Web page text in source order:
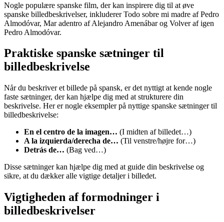
Nogle populære spanske film, der kan inspirere dig til at øve
spanske billedbeskrivelser, inkluderer Todo sobre mi madre af Pedro
Almodóvar, Mar adentro af Alejandro Amenábar og Volver af igen
Pedro Almodóvar.
Praktiske spanske sætninger til
billedbeskrivelse
Når du beskriver et billede på spansk, er det nyttigt at kende nogle
faste sætninger, der kan hjælpe dig med at strukturere din
beskrivelse. Her er nogle eksempler på nyttige spanske sætninger til
billedbeskrivelse:
En el centro de la imagen… (I midten af billedet…)
A la izquierda/derecha de… (Til venstre/højre for…)
Detrás de… (Bag ved…)
Disse sætninger kan hjælpe dig med at guide din beskrivelse og
sikre, at du dækker alle vigtige detaljer i billedet.
Vigtigheden af formodninger i
billedbeskrivelser